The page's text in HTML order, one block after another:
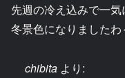
先週の冷え込みで一
冬景色になりましたわ
chibita より: